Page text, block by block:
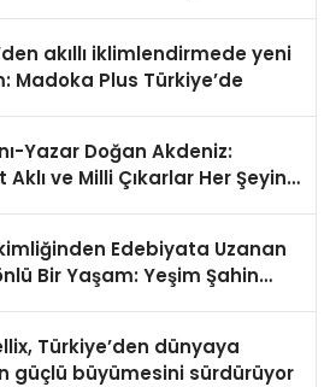
akıllı iklimlendirmede yeni
Madoka Plus Türkiye’de
Yazar Doğan Akdeniz:
Aklı ve Milli Çıkarlar Her Şeyin
Edebiyata Uzanan
Bir Yaşam: Yeşim Şahin
Türkiye’den dünyaya
güçlü büyümesini sürdürüyor